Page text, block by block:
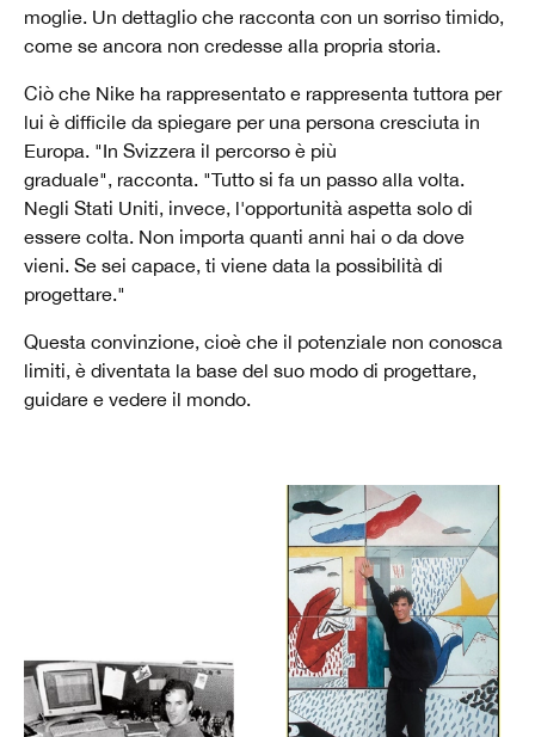
moglie. Un dettaglio che racconta con un sorriso timido,
come se ancora non credesse alla propria storia.
Ciò che Nike ha rappresentato e rappresenta tuttora per
lui è difficile da spiegare per una persona cresciuta in
Europa. "In Svizzera il percorso è più
graduale", racconta. "Tutto si fa un passo alla volta.
Negli Stati Uniti, invece, l'opportunità aspetta solo di
essere colta. Non importa quanti anni hai o da dove
vieni. Se sei capace, ti viene data la possibilità di
progettare."
Questa convinzione, cioè che il potenziale non conosca
limiti, è diventata la base del suo modo di progettare,
guidare e vedere il mondo.